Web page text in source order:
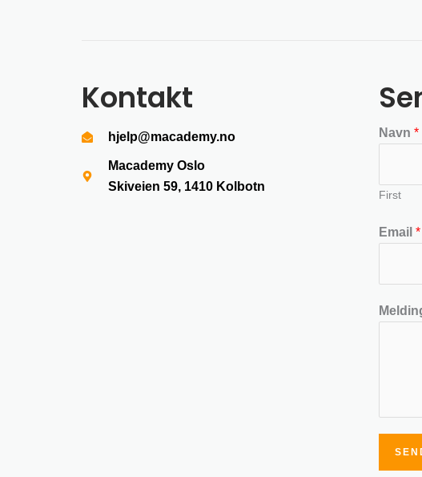
Kontakt
hjelp@macademy.no
Macademy Oslo
Skiveien 59, 1410 Kolbotn
Navn*
First
Email*